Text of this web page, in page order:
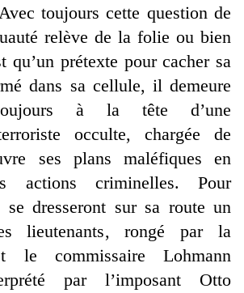
toujours cette question de
relève de la folie ou bien
qu’un prétexte pour cacher sa
dans sa cellule, il demeure
à la tête d’une
occulte, chargée de
ses plans maléfiques en
actions criminelles. Pour
se dresseront sur sa route un
lieutenants, rongé par la
le commissaire Lohmann
par l’imposant Otto